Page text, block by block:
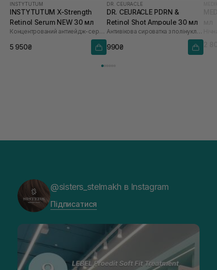
INSTYTUTUM
INSTYTUTUM X-Strength
Retinol Serum NEW 30 мл
Концентрований антиейдж-серум з ретиноїдом​
5 950₴
DR. CEURACLE
DR. CEURACLE PDRN &
Retinol Shot Ampoule 30 мл
Антивікова сироватка з полінуклеотидами, ретинолом та спікулами
990₴
@sisters_stelmakh в Instagram
Підписатися